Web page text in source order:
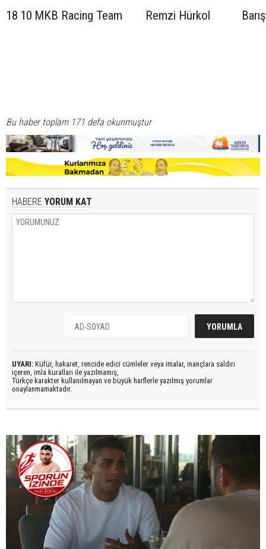
18 10 MKB Racing Team Remzi Hürkol
Bu haber toplam 171 defa okunmuştur
HABERE YORUM KAT
UYARI: Küfür, hakaret, rencide edici cümleler veya imalar, inançlara saldırı
içeren, imla kuralları ile yazılmamış,
Türkçe karakter kullanılmayan ve büyük harflerle yazılmış yorumlar
onaylanmamaktadır.